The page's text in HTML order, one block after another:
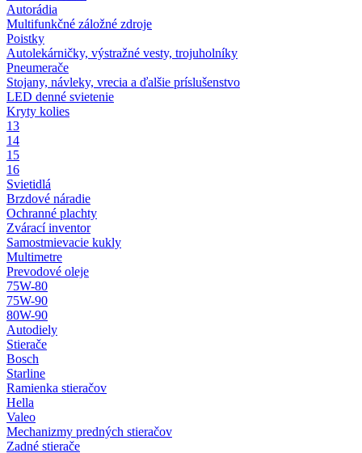
Autorádia
Multifunkčné záložné zdroje
Poistky
Autolekárničky, výstražné vesty, trojuholníky
Pneumerače
Stojany, návleky, vrecia a ďalšie príslušenstvo
LED denné svietenie
Kryty kolies
13
14
15
16
Svietidlá
Brzdové náradie
Ochranné plachty
Zvárací inventor
Samostmievacie kukly
Multimetre
Prevodové oleje
75W-80
75W-90
80W-90
Autodiely
Stierače
Bosch
Starline
Ramienka stieračov
Hella
Valeo
Mechanizmy predných stieračov
Zadné stierače